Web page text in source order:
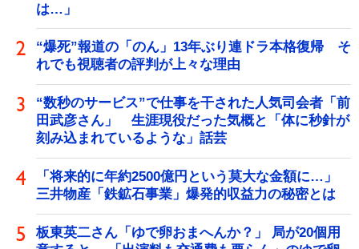
は…」
“爆死”報道の「のん」13年ぶり連ドラ本格復帰 そ
れでも視聴者の評判が上々な理由
“数秒のサービス”で仕事を干された人気司会者「前
田武彦さん」 生涯現役だった気概と「体に秒針が
刻み込まれているような」話芸
「将来的に年約2500億円という莫大な金額に…」
三井物産「鉄鉱石事業」爆発的収益力の秘密とは
板東英二さん「ゆで卵おまへんか？」 局が20個用